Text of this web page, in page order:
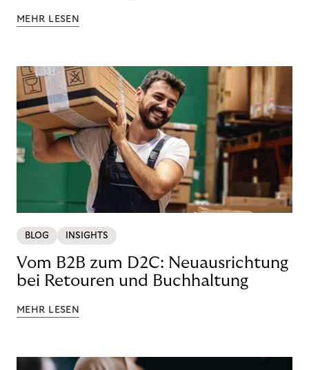
MEHR LESEN
BLOG INSIGHTS
Vom B2B zum D2C: Neuausrichtung
bei Retouren und Buchhaltung
MEHR LESEN